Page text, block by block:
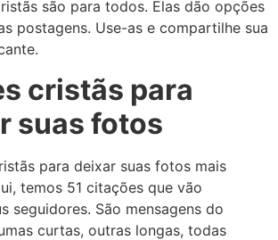
são para todos. Elas dão opções
postagens. Use-as e compartilhe sua
cristãs para
suas fotos
para deixar suas fotos mais
temos 51 citações que vão
seguidores. São mensagens do
curtas, outras longas, todas